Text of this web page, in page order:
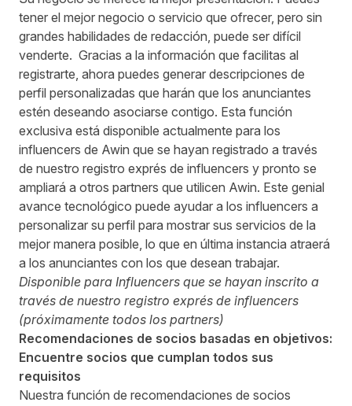
tener el mejor negocio o servicio que ofrecer, pero sin
grandes habilidades de redacción, puede ser difícil
venderte. Gracias a la información que facilitas al
registrarte, ahora puedes generar descripciones de
perfil personalizadas que harán que los anunciantes
estén deseando asociarse contigo. Esta función
exclusiva está disponible actualmente para los
influencers de Awin que se hayan registrado a través
de nuestro registro exprés de influencers y pronto se
ampliará a otros partners que utilicen Awin. Este genial
avance tecnológico puede ayudar a los influencers a
personalizar su perfil para mostrar sus servicios de la
mejor manera posible, lo que en última instancia atraerá
a los anunciantes con los que desean trabajar.
Disponible para Influencers que se hayan inscrito a
través de nuestro registro exprés de influencers
(próximamente todos los partners)
Recomendaciones de socios basadas en objetivos:
Encuentre socios que cumplan todos sus
requisitos
Nuestra función de recomendaciones de socios